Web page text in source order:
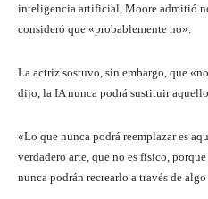
inteligencia artificial, Moore admitió
consideró que «probablemente no».
La actriz sostuvo, sin embargo, que
dijo, la IA nunca podrá sustituir
«Lo que nunca podrá reemplazar es
verdadero arte, que no es físico,
nunca podrán recrearlo a través de